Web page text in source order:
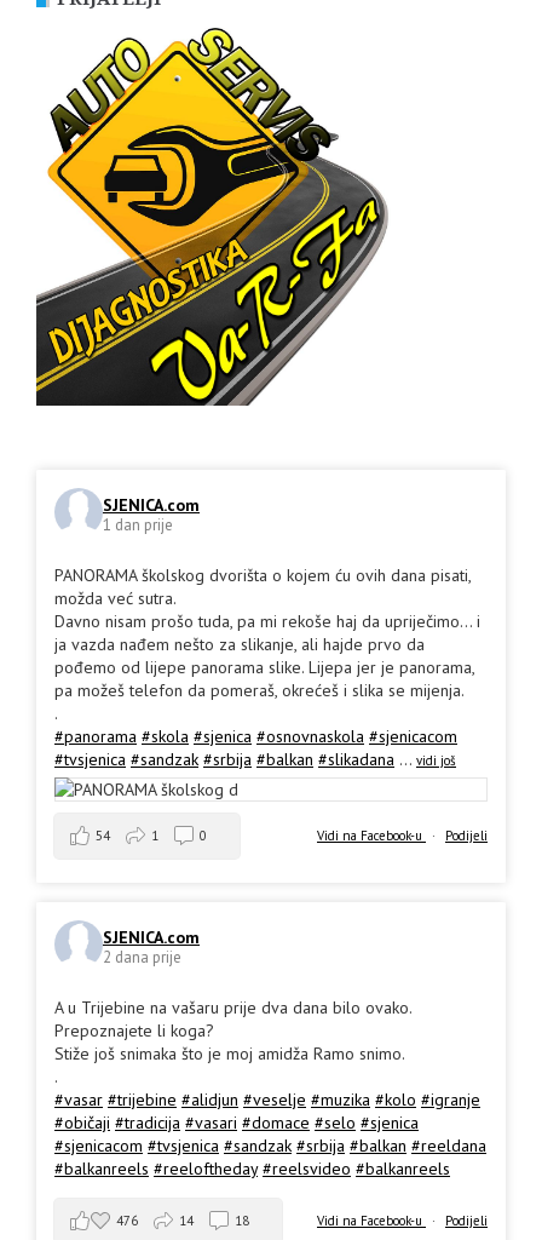
SJENICA.com
1 dan prije
PANORAMA školskog dvorišta o kojem ću ovih dana pisati,
možda već sutra.
Davno nisam prošo tuda, pa mi rekoše haj da upriječimo... i
ja vazda nađem nešto za slikanje, ali hajde prvo da
pođemo od lijepe panorama slike. Lijepa jer je panorama,
pa možeš telefon da pomeraš, okrećeš i slika se mijenja.
.
#panorama #skola #sjenica #osnovnaskola #sjenicacom
#tvsjenica #sandzak #srbija #balkan #slikadana ... vidi još
Vidi na Facebook-u · Podijeli
54 1 0
SJENICA.com
2 dana prije
A u Trijebine na vašaru prije dva dana bilo ovako.
Prepoznajete li koga?
Stiže još snimaka što je moj amidža Ramo snimo.
.
#vasar #trijebine #alidjun #veselje #muzika #kolo #igranje
#običaji #tradicija #vasari #domace #selo #sjenica
#sjenicacom #tvsjenica #sandzak #srbija #balkan #reeldana
#balkanreels #reeloftheday #reelsvideo #balkanreels
Vidi na Facebook-u · Podijeli
476 14 18